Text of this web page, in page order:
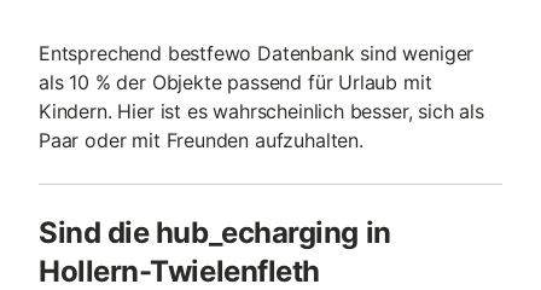
Entsprechend bestfewo Datenbank sind weniger
als 10 % der Objekte passend für Urlaub mit
Kindern. Hier ist es wahrscheinlich besser, sich als
Paar oder mit Freunden aufzuhalten.
Sind die hub_echarging in
Hollern-Twielenfleth